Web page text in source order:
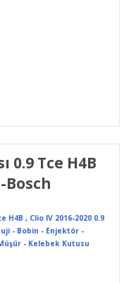
0.9 Tce H4B
Bosch
H4B , Clio IV 2016-2020 0.9
- Bobin - Enjektör -
- Kelebek Kutusu